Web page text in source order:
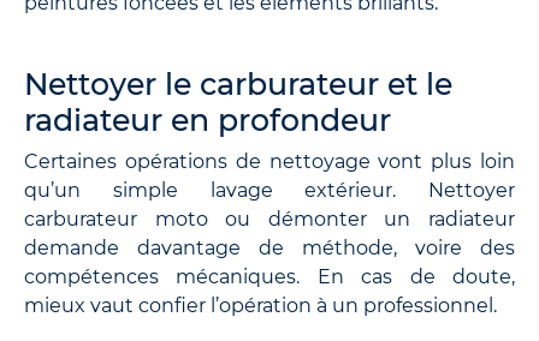
Nettoyer le carburateur et le
radiateur en profondeur
Certaines opérations de nettoyage vont plus loin
qu’un simple lavage extérieur. Nettoyer
carburateur moto ou démonter un radiateur
demande davantage de méthode, voire des
compétences mécaniques. En cas de doute,
mieux vaut confier l’opération à un professionnel.